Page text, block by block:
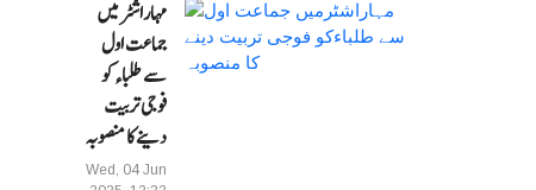
مہاراشٹرمیں
جماعت اول
سے طلباءکو
فوجی تربیت
دینے کا منصوبہ
Wed, 04 Jun